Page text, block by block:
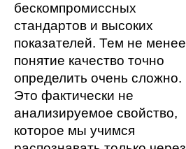
бескомпромиссных
стандартов и высоких
показателей. Тем не менее
понятие качество точно
определить очень сложно.
Это фактически не
анализируемое свойство,
которое мы учимся